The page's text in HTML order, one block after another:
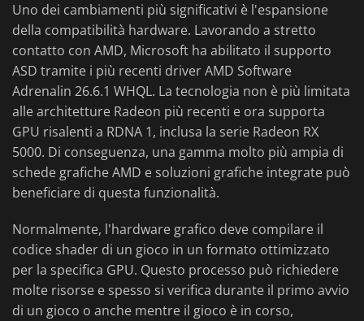
Uno dei cambiamenti più significativi è l'espansione
della compatibilità hardware. Lavorando a stretto
contatto con AMD, Microsoft ha abilitato il supporto
ASD tramite i più recenti driver AMD Software
Adrenalin 26.6.1 WHQL. La tecnologia non è più limitata
alle architetture Radeon più recenti e ora supporta
GPU risalenti a RDNA 1, inclusa la serie Radeon RX
5000. Di conseguenza, una gamma molto più ampia di
schede grafiche AMD e soluzioni grafiche integrate può
beneficiare di questa funzionalità.
Normalmente, l'hardware grafico deve compilare il
codice shader di un gioco in un formato ottimizzato
per la specifica GPU. Questo processo può richiedere
molte risorse e spesso si verifica durante il primo avvio
di un gioco o anche mentre il gioco è in corso,